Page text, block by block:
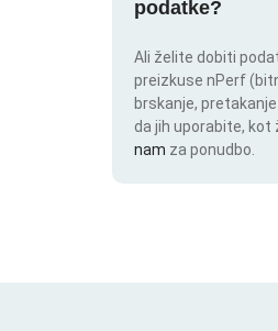
podatke?
Ali želite dobiti
preizkuse nPerf
brskanje,
da jih uporabite, kot
nam za ponudbo.